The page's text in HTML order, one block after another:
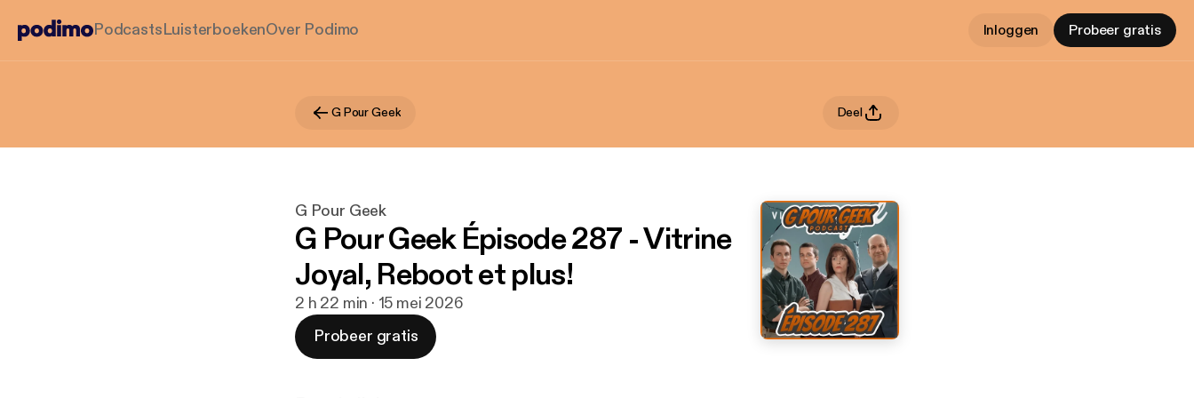
PodcastsLuisterboekenOver Podimo Inloggen Probeer gratis
G Pour Geek Deel
G Pour Geek
G Pour Geek Épisode 287 - Vitrine
Joyal, Reboot et plus!
2 h 22 min · 15 mei 2026
Probeer gratis